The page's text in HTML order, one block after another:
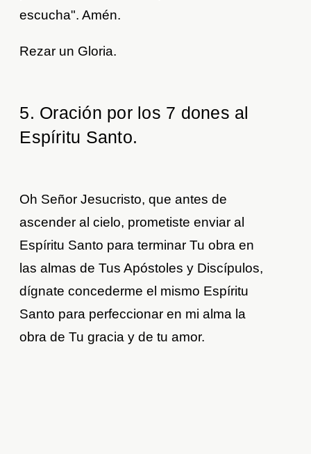
escucha". Amén.
Rezar un Gloria.
5. Oración por los 7 dones al
Espíritu Santo.
Oh Señor Jesucristo, que antes de
ascender al cielo, prometiste enviar al
Espíritu Santo para terminar Tu obra en
las almas de Tus Apóstoles y Discípulos,
dígnate concederme el mismo Espíritu
Santo para perfeccionar en mi alma la
obra de Tu gracia y de tu amor.